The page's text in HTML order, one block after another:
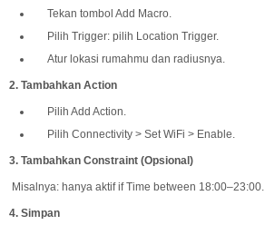
Tekan tombol Add Macro.
Pilih Trigger: pilih Location Trigger.
Atur lokasi rumahmu dan radiusnya.
2. Tambahkan Action
Pilih Add Action.
Pilih Connectivity > Set WiFi > Enable.
3. Tambahkan Constraint (Opsional)
Misalnya: hanya aktif if Time between 18:00–23:00.
4. Simpan